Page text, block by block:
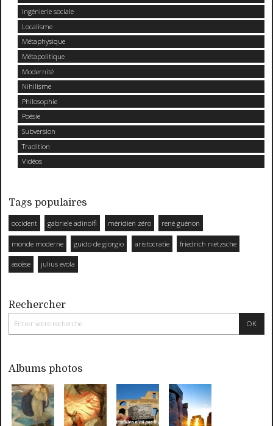
Ingénierie sociale
Localisme
Métaphysique
Métapolitique
Modernité
Nihilisme
Philosophie
Poésie
Subversion
Tradition
Vidéos
Tags populaires
occident gabriele adinolfi méridien zéro rené guénon
monde moderne guido de giorgio aristocratie friedrich nietzsche
ascèse julius evola
Rechercher
Albums photos